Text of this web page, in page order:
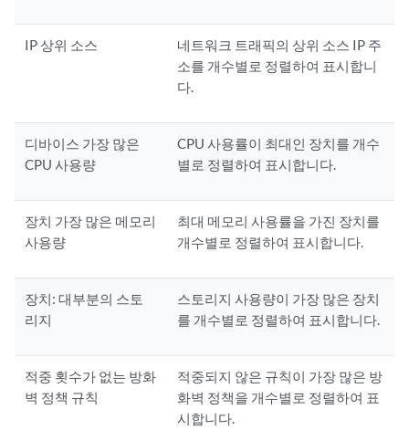
IP 상위 소스
네트워크 트래픽의 상위 소스 IP 주
소를 개수별로 정렬하여 표시합니
다.
디바이스 가장 많은
CPU 사용량
CPU 사용률이 최대인 장치를 개수
별로 정렬하여 표시합니다.
장치 가장 많은 메모리
사용량
최대 메모리 사용률을 가진 장치를
개수별로 정렬하여 표시합니다.
장치: 대부분의 스토
리지
스토리지 사용량이 가장 많은 장치
를 개수별로 정렬하여 표시합니다.
적중 횟수가 없는 방화
벽 정책 규칙
적중되지 않은 규칙이 가장 많은 방
화벽 정책을 개수별로 정렬하여 표
시합니다.